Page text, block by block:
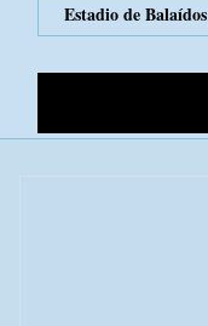
Estadio de Balaídos